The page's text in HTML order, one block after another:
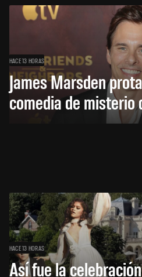
HACE 13 HORAS
James Marsden
comedia de misterio
HACE 13 HORAS
Así fue la